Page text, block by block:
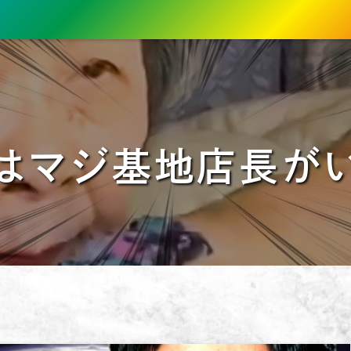
マジ基地店長が